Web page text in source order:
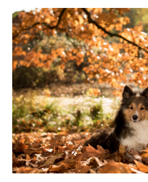
HLEDAT
D
o
p
o
r
u